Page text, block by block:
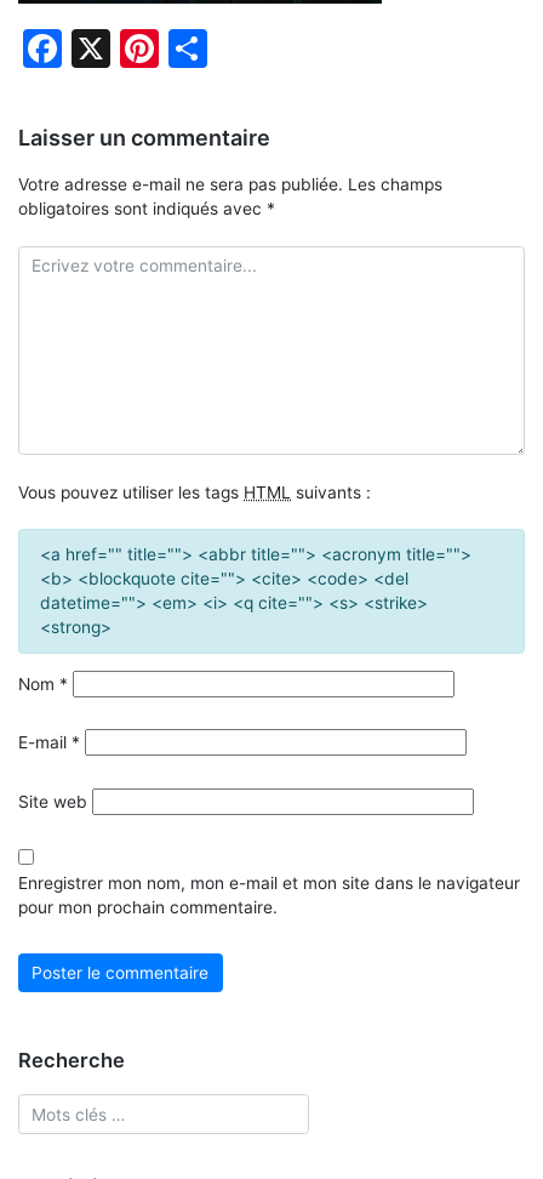
Facebook
X Pinterest
Laisser un commentaire
Votre adresse e-mail ne sera pas publiée. Les champs
obligatoires sont indiqués avec *
Vous pouvez utiliser les tags HTML suivants :
<a href="" title=""> <abbr title=""> <acronym title="">
<b> <blockquote cite=""> <cite> <code> <del
datetime=""> <em> <i> <q cite=""> <s> <strike>
<strong>
Nom *
E-mail *
Site web
Enregistrer mon nom, mon e-mail et mon site dans le navigateur
pour mon prochain commentaire.
Recherche